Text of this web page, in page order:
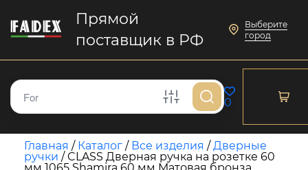
Прямой
поставщик в РФ
Выберите
город
0
Главная / Каталог / Все изделия /Дверные
ручки /CLASS Дверная ручка на розетке 60